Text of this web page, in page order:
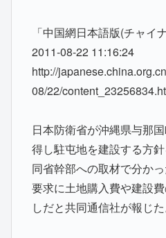
「中国網日本語版(チャイ
2011-08-22 11:16:24
http://
08/22/
日本防衛省が沖縄県与那
得し駐屯地を建設する方針
同省幹部への取材で分か
要求に土地購入費や建設
しだと共同通信社が報じた